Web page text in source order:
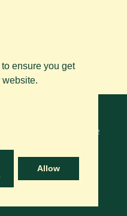
Contactez-nous sur le
+32
ensure you get
website.
Allow